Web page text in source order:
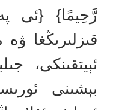
رَّحِيمًا} {ئى
قىزلىرىڭغا ۋە
ئېيتقىنكى،
بېشىنى